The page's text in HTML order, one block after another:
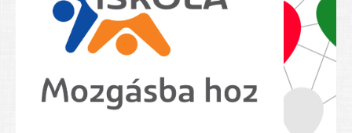
BEISKOLÁZÁS 2026